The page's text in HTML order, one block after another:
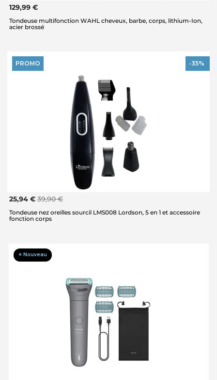
129,99 €
Tondeuse multifonction WAHL cheveux, barbe, corps, lithium-Ion,
acier brossé
PROMO -35%
25,94 € 39,90 €
Tondeuse nez oreilles sourcil LMS008 Lordson, 5 en 1 et accessoire
fonction corps
⭐ Nouveau